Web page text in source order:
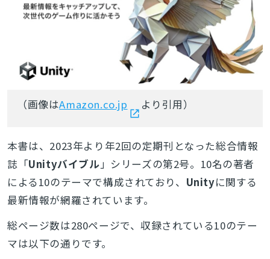
（画像はAmazon.co.jp より引用）
本書は、2023年より年2回の定期刊となった総合情報
誌「Unityバイブル 」シリーズの第2号。10名の著者
による10のテーマで構成されており、 Unityに関する
最新情報が網羅されています。
総ページ数は280ページで、収録されている10のテー
マは以下の通りです。